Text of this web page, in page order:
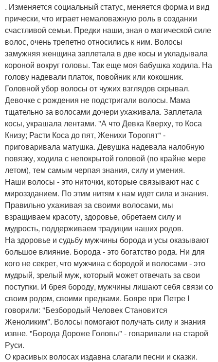
. Изменяется социальный статус, меняется форма и вид
прически, что играет немаловажную роль в создании
счастливой семьи. Предки наши, зная о магической силе
волос, очень трепетно относились к ним. Волосы
замужняя женщина заплетала в две косы и укладывала
короной вокруг головы. Так еще моя бабушка ходила. На
голову надевали платок, повойник или кокошник.
Головной убор волосы от чужих взглядов скрывал.
Девочке с рождения не подстригали волосы. Мама
тщательно за волосами дочери ухаживала. Заплетала
косы, украшала лентами. "А что Девка Кверху, то Коса
Книзу; Расти Коса до пят, Женихи Торопят" -
приговаривала матушка. Девушка надевала налобную
повязку, ходила с непокрытой головой (по крайне мере
летом), тем самым черпая знания, силу и умения.
Наши волосы - это ниточки, которые связывают нас с
мироззданием. По этим нитям к нам идет сила и знания.
Правильно ухаживая за своими волосами, мы
взращиваем красоту, здоровье, обретаем силу и
мудрость, поддерживаем традиции наших родов.
На здоровье и судьбу мужчины борода и усы оказывают
большое влияние. Борода - это богатство рода. Ни для
кого не секрет, что мужчина с бородой и волосами - это
мудрый, зрелый муж, который может отвечать за свои
поступки. И брея бороду, мужчины лишают себя связи со
своим родом, своими предками. Бояре при Петре I
говорили: "Безбородый Человек Становится
Женоликим". Волосы помогают получать силу и знания
извне. "Борода Дороже Головы" - говаривали на старой
Руси.
О красивых волосах издавна слагали песни и сказки.